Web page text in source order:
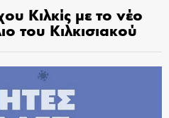
Κιλκίς με το νέο
του Κιλκισιακού